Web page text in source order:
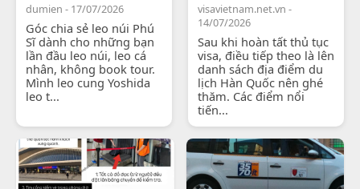
dumien - 17/07/2026
Góc chia sẻ leo núi Phú
Sĩ dành cho những bạn
lần đầu leo núi, leo cá
nhân, không book tour.
Mình leo cung Yoshida
leo t...
visavietnam.net.vn -
14/07/2026
Sau khi hoàn tất thủ tục
visa, điều tiếp theo là lên
danh sách địa điểm du
lịch Hàn Quốc nên ghé
thăm. Các điểm nổi
tiến...